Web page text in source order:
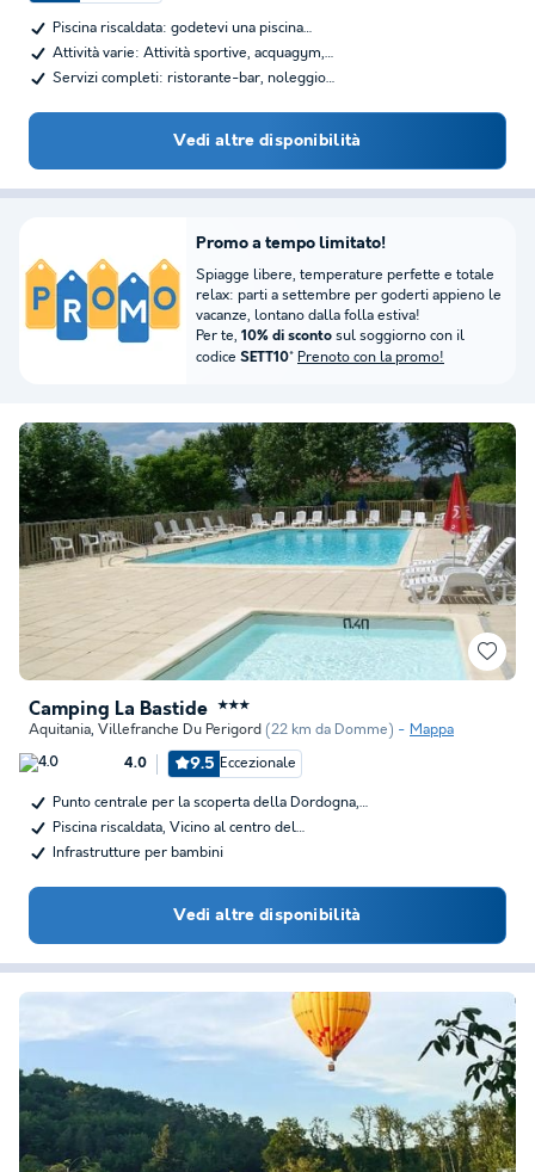
Piscina riscaldata: godetevi una piscina…
Attività varie: Attività sportive, acquagym,…
Servizi completi: ristorante-bar, noleggio…
Vedi altre disponibilità
Camping La Bastide ★★★
Aquitania, Villefranche Du Perigord (22 km da Domme) Mappa
4.0 9.5 Eccezionale
Punto centrale per la scoperta della Dordogna,…
Piscina riscaldata, Vicino al centro del…
Infrastrutture per bambini
Vedi altre disponibilità
Promo a tempo limitato!
Spiagge libere, temperature perfette e totale
relax: parti a settembre per goderti appieno le
vacanze, lontano dalla folla estiva!
Per te, 10% di sconto sul soggiorno con il
codice SETT10* Prenoto con la promo!